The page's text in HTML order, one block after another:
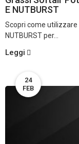
E NUTBURST
Scopri come utilizzare
NUTBURST per...
Leggi
24
FEB